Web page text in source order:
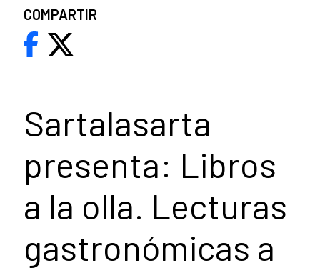
Sartalasarta
presenta: Libros
a la olla. Lecturas
gastronómicas a
COMPARTIR